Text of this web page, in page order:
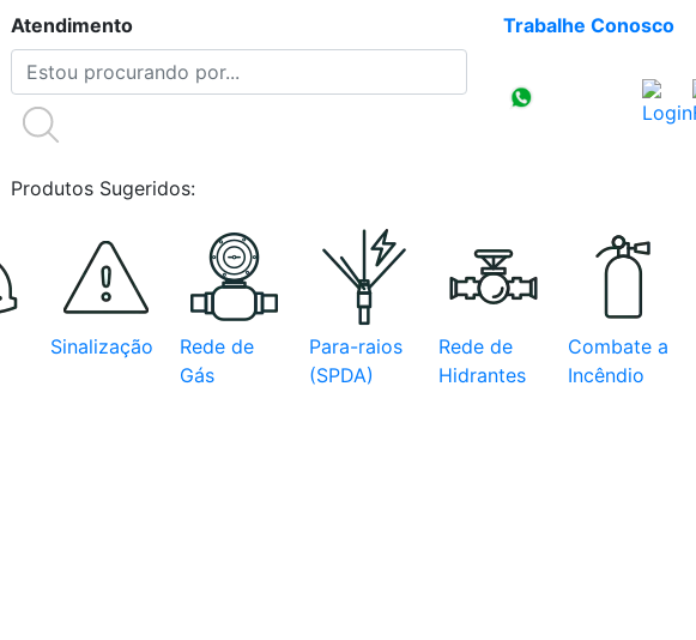
Atendimento Trabalhe Conosco
Produtos Sugeridos:
Sinalização
Rede de
Gás
Para-raios
(SPDA)
Rede de
Hidrantes
Combate a
Incêndio